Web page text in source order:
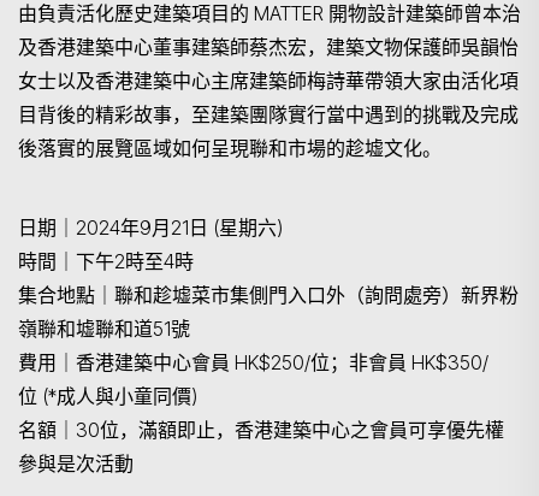
由負責活化歷史建築項目的 MATTER 開物設計建築師曾本治
及香港建築中心董事建築師蔡杰宏，建築文物保護師吳韻怡
女士以及香港建築中心主席建築師梅詩華帶領大家由活化項
目背後的精彩故事，至建築團隊實行當中遇到的挑戰及完成
後落實的展覽區域如何呈現聯和市場的趁墟文化。
日期｜ 2024年9月21日 (星期六)
時間｜下午2時至4時
集合地點｜聯和趁墟菜市集側門入口外（詢問處旁）新界粉
嶺聯和墟聯和道51號
費用｜香港建築中心會員 HK$250/位；非會員 HK$350/
位 (*成人與小童同價)
名額｜30位，滿額即止，香港建築中心之會員可享優先權
參與是次活動